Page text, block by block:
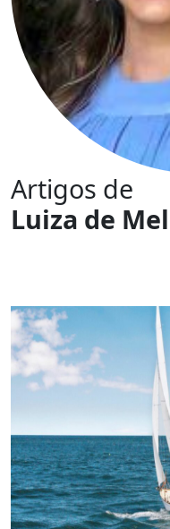
Artigos de
Luiza de